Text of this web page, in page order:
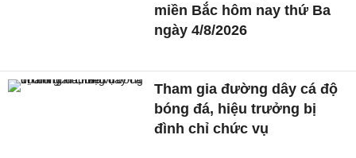
miền Bắc hôm nay thứ Ba
ngày 4/8/2026
Tham gia đường dây cá độ
bóng đá, hiệu trưởng bị
đình chỉ chức vụ